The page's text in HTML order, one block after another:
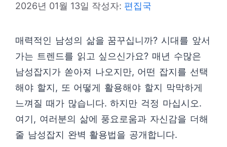
2026년 01월 13일 작성자: 편집국
매력적인 남성의 삶을 꿈꾸십니까? 시대를 앞서
가는 트렌드를 읽고 싶으신가요? 매년 수많은
남성잡지가 쏟아져 나오지만, 어떤 잡지를 선택
해야 할지, 또 어떻게 활용해야 할지 막막하게
느껴질 때가 많습니다. 하지만 걱정 마십시오.
여기, 여러분의 삶에 풍요로움과 자신감을 더해
줄 남성잡지 완벽 활용법을 공개합니다.